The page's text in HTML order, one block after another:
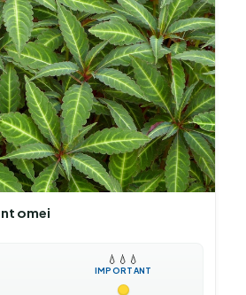
omei
💧 💧 💧
IMPORTANT